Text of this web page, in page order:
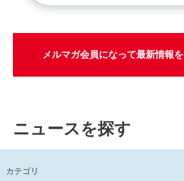
メルマガ会員になって最新情報を
ニュースを探す
カテゴリ